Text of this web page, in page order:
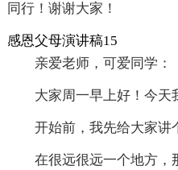
同行！谢谢大家！
感恩父母演讲稿15
亲爱老师，可爱同学：
大家周一早上好！今天
开始前，我先给大家讲
在很远很远一个地方，